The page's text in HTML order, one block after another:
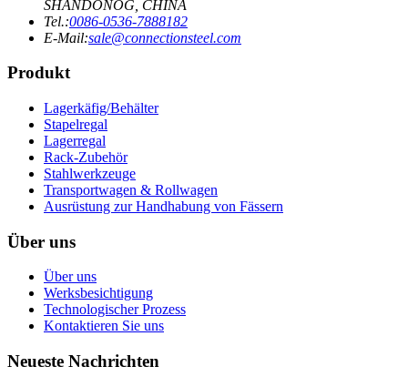
SHANDONOG, CHINA
Tel.:0086-0536-7888182
E-Mail:sale@connectionsteel.com
Produkt
Lagerkäfig/Behälter
Stapelregal
Lagerregal
Rack-Zubehör
Stahlwerkzeuge
Transportwagen & Rollwagen
Ausrüstung zur Handhabung von Fässern
Über uns
Über uns
Werksbesichtigung
Technologischer Prozess
Kontaktieren Sie uns
Neueste Nachrichten